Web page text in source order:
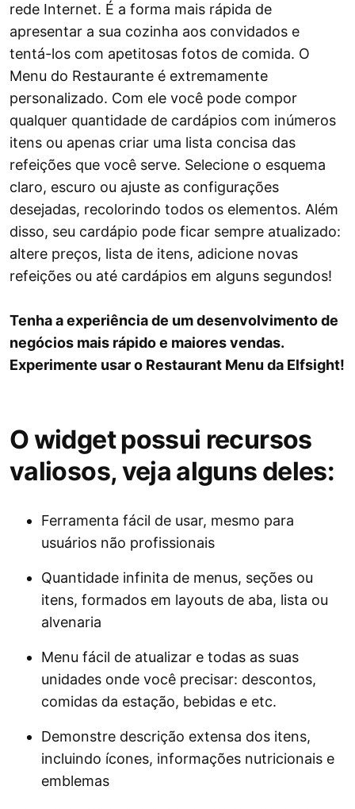
rede Internet. É a forma mais rápida de
apresentar a sua cozinha aos convidados e
tentá-los com apetitosas fotos de comida. O
Menu do Restaurante é extremamente
personalizado. Com ele você pode compor
qualquer quantidade de cardápios com inúmeros
itens ou apenas criar uma lista concisa das
refeições que você serve. Selecione o esquema
claro, escuro ou ajuste as configurações
desejadas, recolorindo todos os elementos. Além
disso, seu cardápio pode ficar sempre atualizado:
altere preços, lista de itens, adicione novas
refeições ou até cardápios em alguns segundos!
Tenha a experiência de um desenvolvimento de
negócios mais rápido e maiores vendas.
Experimente usar o Restaurant Menu da Elfsight!
O widget possui recursos
valiosos, veja alguns deles:
Ferramenta fácil de usar, mesmo para
usuários não profissionais
Quantidade infinita de menus, seções ou
itens, formados em layouts de aba, lista ou
alvenaria
Menu fácil de atualizar e todas as suas
unidades onde você precisar: descontos,
comidas da estação, bebidas e etc.
Demonstre descrição extensa dos itens,
incluindo ícones, informações nutricionais e
emblemas